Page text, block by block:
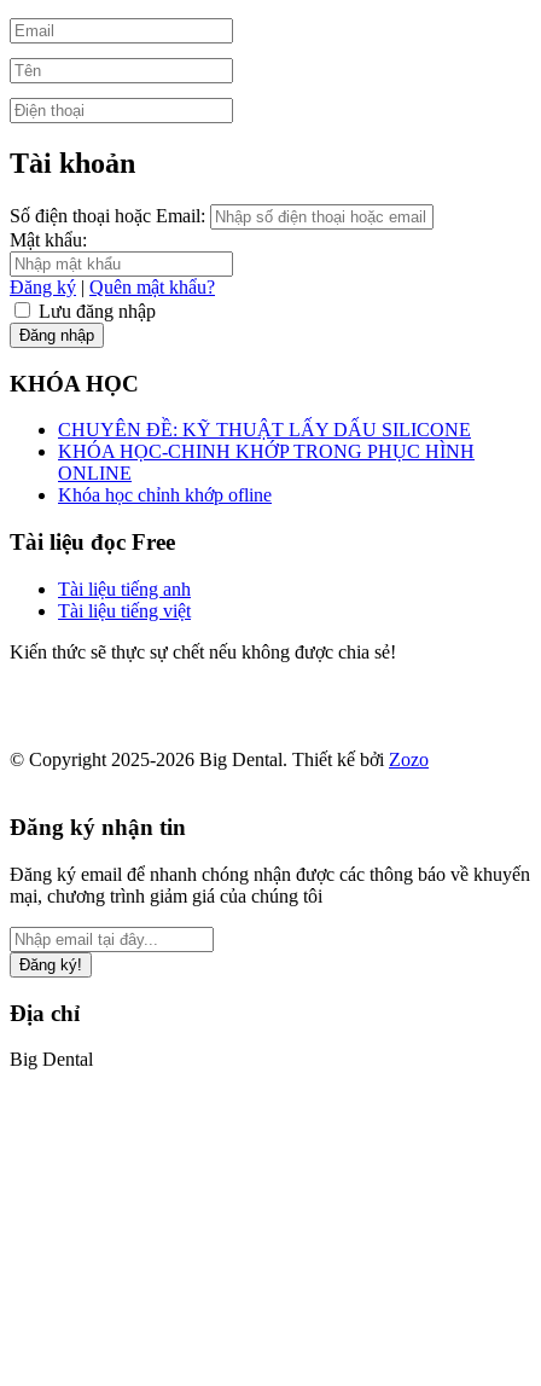
Tài khoản
Số điện thoại hoặc Email:
Mật khẩu:
Đăng ký | Quên mật khẩu?
Lưu đăng nhập
Đăng nhập
KHÓA HỌC
CHUYÊN ĐỀ: KỸ THUẬT LẤY DẤU SILICONE
KHÓA HỌC-CHINH KHỚP TRONG PHỤC HÌNH
ONLINE
Khóa học chỉnh khớp ofline
Tài liệu đọc Free
Tài liệu tiếng anh
Tài liệu tiếng việt
Kiến thức sẽ thực sự chết nếu không được chia sẻ!
© Copyright 2025-2026 Big Dental. Thiết kế bởi Zozo
Đăng ký nhận tin
Đăng ký email để nhanh chóng nhận được các thông báo về khuyến
mại, chương trình giảm giá của chúng tôi
Đăng ký!
Địa chỉ
Big Dental